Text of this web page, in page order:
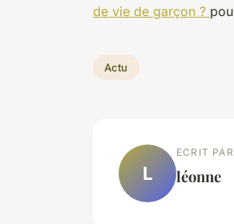
de vie de garçon ?
Actu
L
ECRIT PAR
léonne